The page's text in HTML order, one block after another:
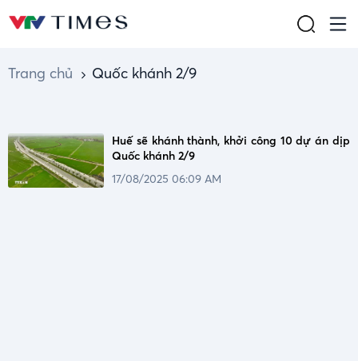
Trang chủ Quốc khánh 2/9
Huế sẽ khánh thành, khởi công 10 dự án dịp
Quốc khánh 2/9
17/08/2025 06:09 AM